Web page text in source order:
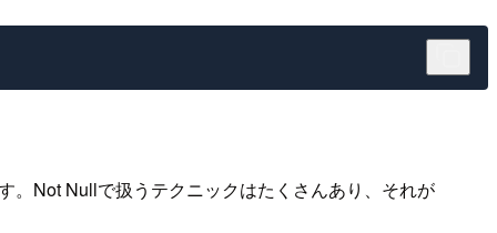
。Not Nullで扱うテクニックはたくさんあり、それが